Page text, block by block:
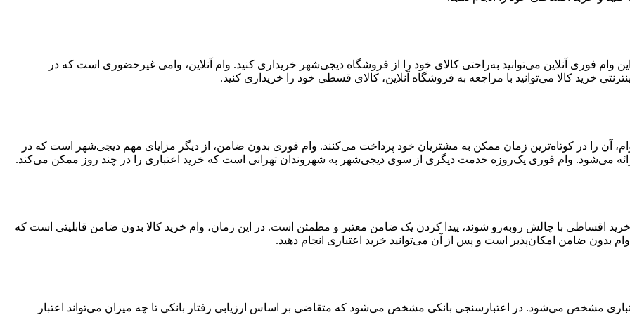
فوری آنلاین می‌توانید به‌راحتی کالای خود را از فروشگاه دیجی‌شهر خریداری کنید. وام آنلاین، وامی غیرحضوری است که در
خرید کالا می‌توانید با مراجعه به فروشگاه آنلاین، کالای قسطی خود را خریداری کنید.
آن را در کوتاه‌ترین زمان ممکن به مشتریان خود پرداخت می‌کنند. وام فوری بدون ضامن، از دیگر مزایای مهم دیجی‌شهر است که در
می‌شود. وام فوری یک‌روزه خدمت دیگری از سوی دیجی‌شهر به شهروندان تهرانی است که خرید اعتباری را در چند روز ممکن می‌کند.
اقساطی با چالش روبه‌رو شوند، پیدا کردن یک ضامن معتبر و مطمئن است. در این زمان، وام خرید کالا بدون ضامن قابلیتی است که
بدون ضامن امکان‌پذیر است و پس از آن می‌توانید خرید اعتباری انجام دهید.
مشخص می‌شود. در اعتبارسنجی بانکی مشخص می‌شود که متقاضی بر اساس ارزیابی رفتار بانکی تا چه میزان می‌تواند اعتبار